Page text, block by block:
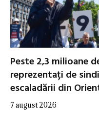
Peste 2,3 milioane
reprezentați de
escaladării din
7 august 2026